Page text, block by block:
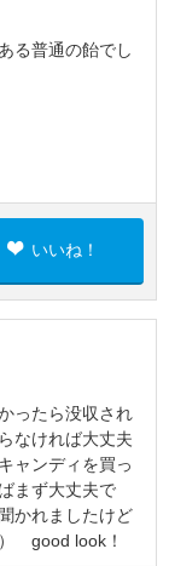
る普通の飴でし
いいね！
ったら没収され
なければ大丈夫
ャンディを買っ
まず大丈夫で
かれましたけど
good look！